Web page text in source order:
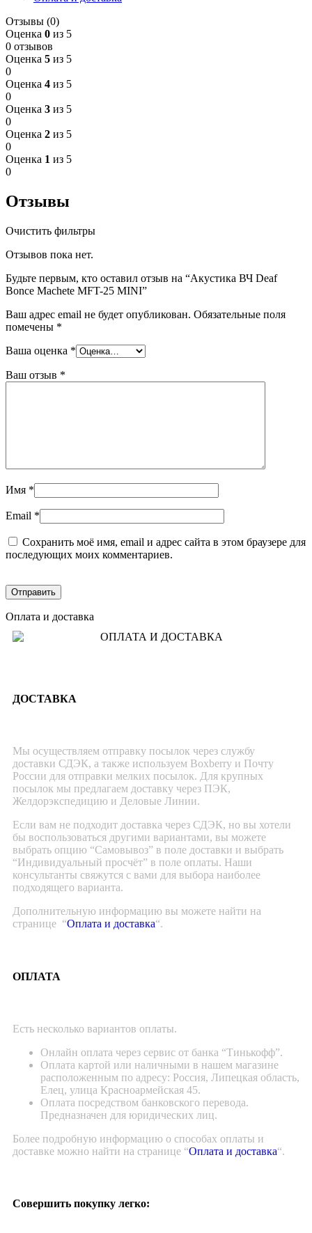
Отзывы (0)
Оценка 0 из 5
0 отзывов
Оценка 5 из 5
0
Оценка 4 из 5
0
Оценка 3 из 5
0
Оценка 2 из 5
0
Оценка 1 из 5
0
Отзывы
Очистить фильтры
Отзывов пока нет.
Будьте первым, кто оставил отзыв на “Акустика ВЧ Deaf
Bonce Machete MFT-25 MINI”
Ваш адрес email не будет опубликован. Обязательные поля
помечены *
Ваша оценка *
Ваш отзыв *
Имя *
Email *
Сохранить моё имя, email и адрес сайта в этом браузере для
последующих моих комментариев.
Оплата и доставка
ДОСТАВКА
Мы осуществляем отправку посылок через службу
доставки СДЭК, а также используем Boxberry и Почту
России для отправки мелких посылок. Для крупных
посылок мы предлагаем доставку через ПЭК,
Желдорэкспедицию и Деловые Линии.
Если вам не подходит доставка через СДЭК, но вы хотели
бы воспользоваться другими вариантами, вы можете
выбрать опцию “Самовывоз” в поле доставки и выбрать
“Индивидуальный просчёт” в поле оплаты. Наши
консультанты свяжутся с вами для выбора наиболее
подходящего варианта.
Дополнительную информацию вы можете найти на
странице “Оплата и доставка“.
ОПЛАТА
Есть несколько вариантов оплаты.
Онлайн оплата через сервис от банка “Тинькофф”.
Оплата картой или наличными в нашем магазине
расположенным по адресу: Россия, Липецкая область,
Елец, улица Красноармейская 45.
Оплата посредством банковского перевода.
Предназначен для юридических лиц.
Более подробную информацию о способах оплаты и
доставке можно найти на странице “Оплата и доставка“.
Совершить покупку легко: